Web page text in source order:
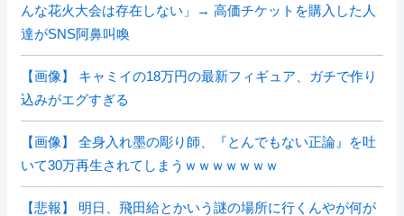
んな花火大会は存在しない」→ 高価チケットを購入した人
達がSNS阿鼻叫喚
【画像】 キャミイの18万円の最新フィギュア、ガチで作り
込みがエグすぎる
【画像】 全身入れ墨の彫り師、『とんでもない正論』を吐
いて30万再生されてしまうｗｗｗｗｗｗｗ
【悲報】 明日、飛田給とかいう謎の場所に行くんやが何が